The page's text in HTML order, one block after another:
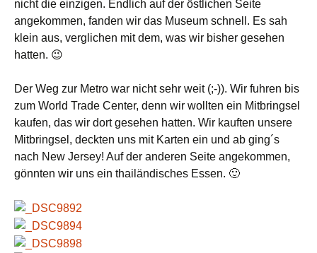
nicht die einzigen. Endlich auf der östlichen Seite
angekommen, fanden wir das Museum schnell. Es sah
klein aus, verglichen mit dem, was wir bisher gesehen
hatten. 😉
Der Weg zur Metro war nicht sehr weit (;-)). Wir fuhren bis
zum World Trade Center, denn wir wollten ein Mitbringsel
kaufen, das wir dort gesehen hatten. Wir kauften unsere
Mitbringsel, deckten uns mit Karten ein und ab ging´s
nach New Jersey! Auf der anderen Seite angekommen,
gönnten wir uns ein thailändisches Essen. 🙂